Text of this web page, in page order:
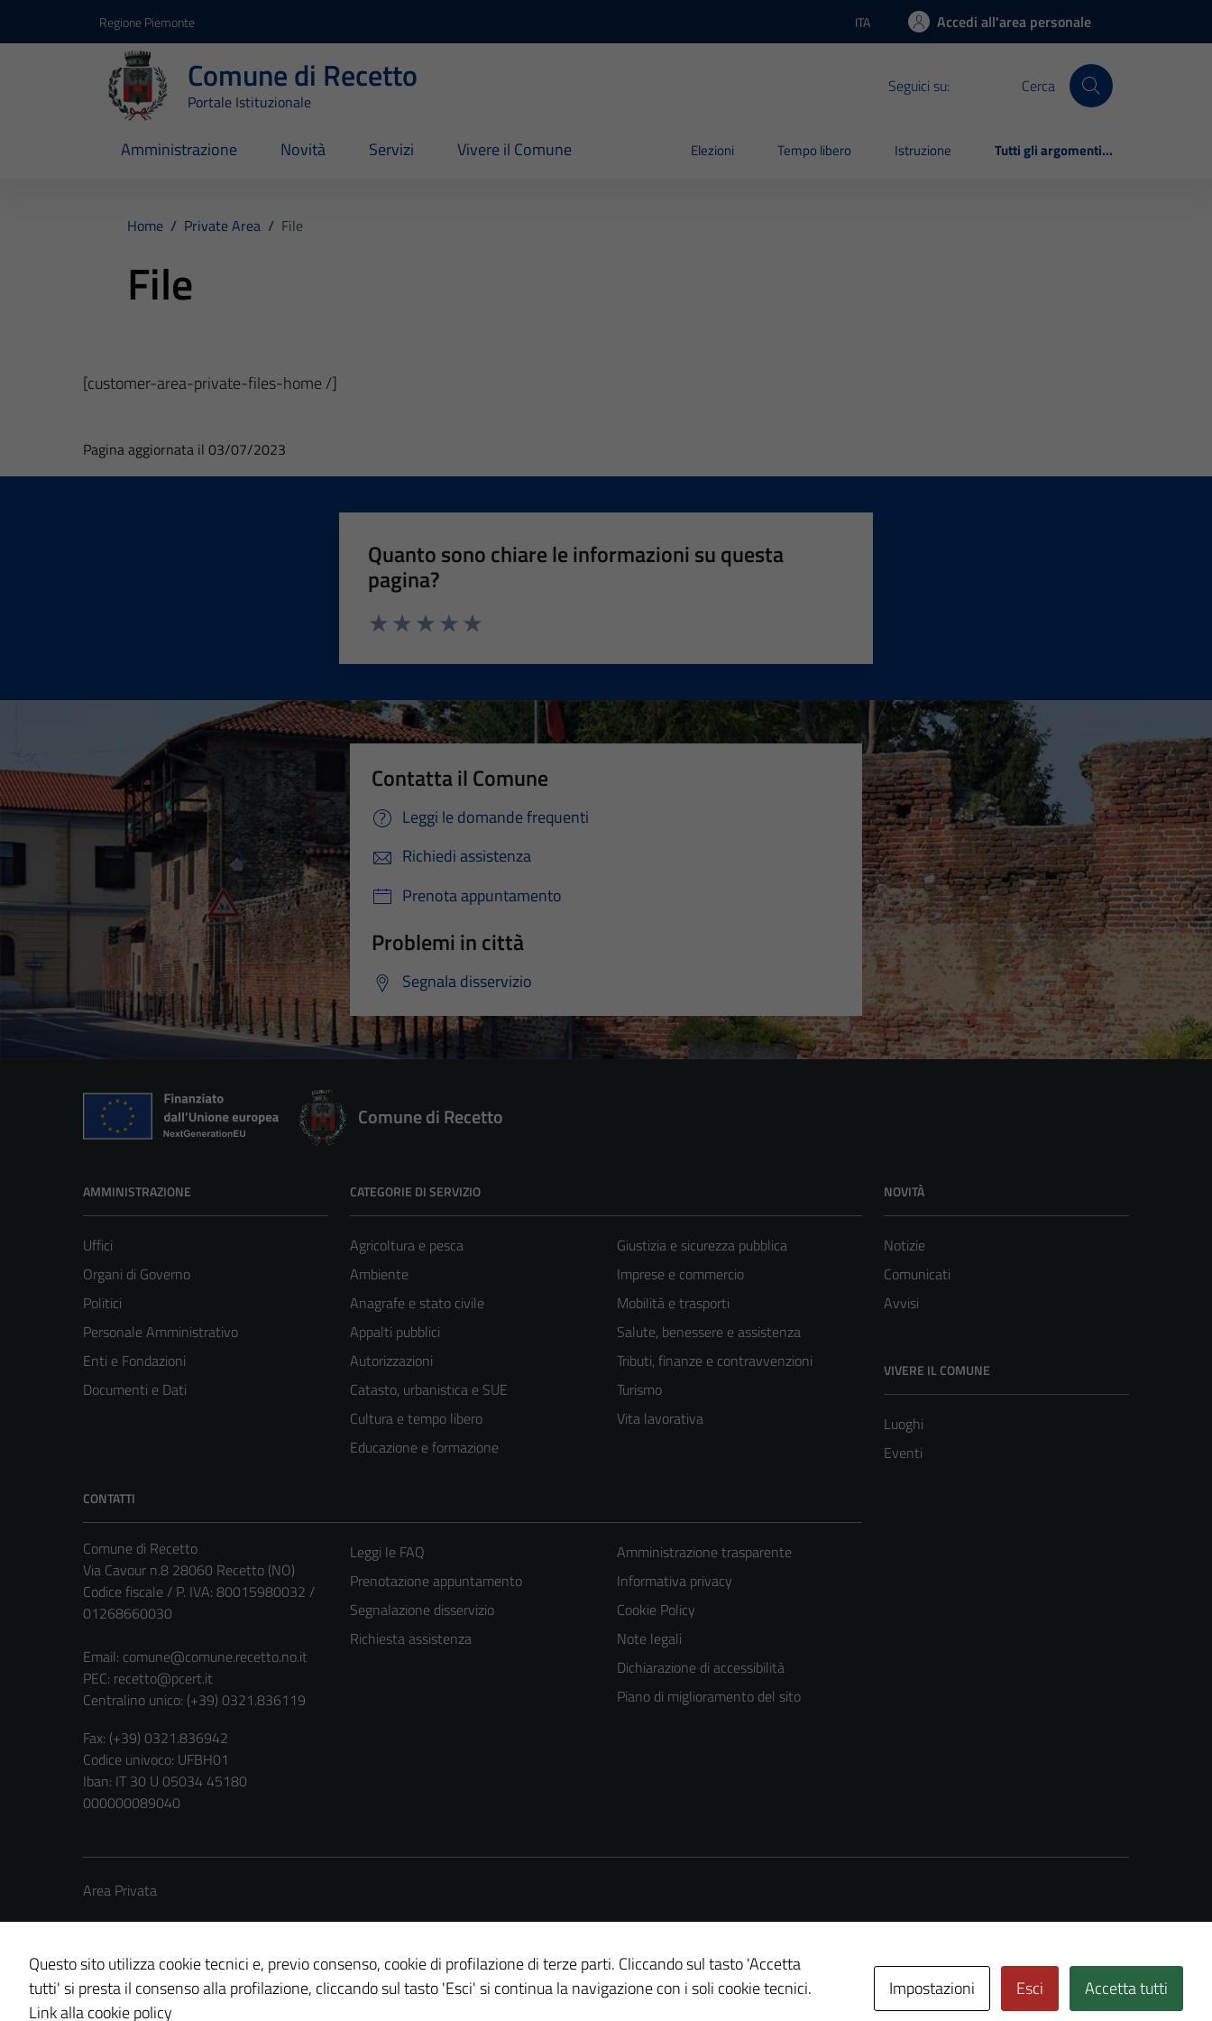
Regione Piemonte Lingua attiva:
ITA Accedi all'area personale
Comune di Recetto
Portale Istituzionale
Seguici su: Cerca
Amministrazione Novità Servizi Vivere il Comune Elezioni Tempo libero Istruzione Tutti gli argomenti...
Home / Private Area / File
File
[customer-area-private-files-home /]
Pagina aggiornata il 03/07/2023
Quanto sono chiare le informazioni su questa
pagina?
Contatta il Comune
Leggi le domande frequenti
Richiedi assistenza
Prenota appuntamento
Problemi in città
Segnala disservizio
Comune di Recetto
AMMINISTRAZIONE
Uffici
Organi di Governo
Politici
Personale Amministrativo
Enti e Fondazioni
Documenti e Dati
CATEGORIE DI SERVIZIO
Agricoltura e pesca
Ambiente
Anagrafe e stato civile
Appalti pubblici
Autorizzazioni
Catasto, urbanistica e SUE
Cultura e tempo libero
Educazione e formazione
Giustizia e sicurezza pubblica
Imprese e commercio
Mobilità e trasporti
Salute, benessere e assistenza
Tributi, finanze e contravvenzioni
Turismo
Vita lavorativa
NOVITÀ
Notizie
Comunicati
Avvisi
VIVERE IL COMUNE
Luoghi
Eventi
CONTATTI
Comune di Recetto
Via Cavour n.8 28060 Recetto (NO)
Codice fiscale / P. IVA: 80015980032 /
01268660030
Email: comune@comune.recetto.no.it
PEC: recetto@pcert.it
Centralino unico: (+39) 0321.836119
Fax: (+39) 0321.836942
Codice univoco: UFBH01
Iban: IT 30 U 05034 45180
000000089040
Leggi le FAQ
Prenotazione appuntamento
Segnalazione disservizio
Richiesta assistenza
Amministrazione trasparente
Informativa privacy
Cookie Policy
Note legali
Dichiarazione di accessibilità
Piano di miglioramento del sito
Area Privata
Credits: © Technical Design s.r.l.
Questo sito utilizza cookie tecnici e, previo consenso, cookie di profilazione di terze parti. Cliccando sul tasto 'Accetta
tutti' si presta il consenso alla profilazione, cliccando sul tasto 'Esci' si continua la navigazione con i soli cookie tecnici.
Link alla cookie policy
Impostazioni Esci Accetta tutti